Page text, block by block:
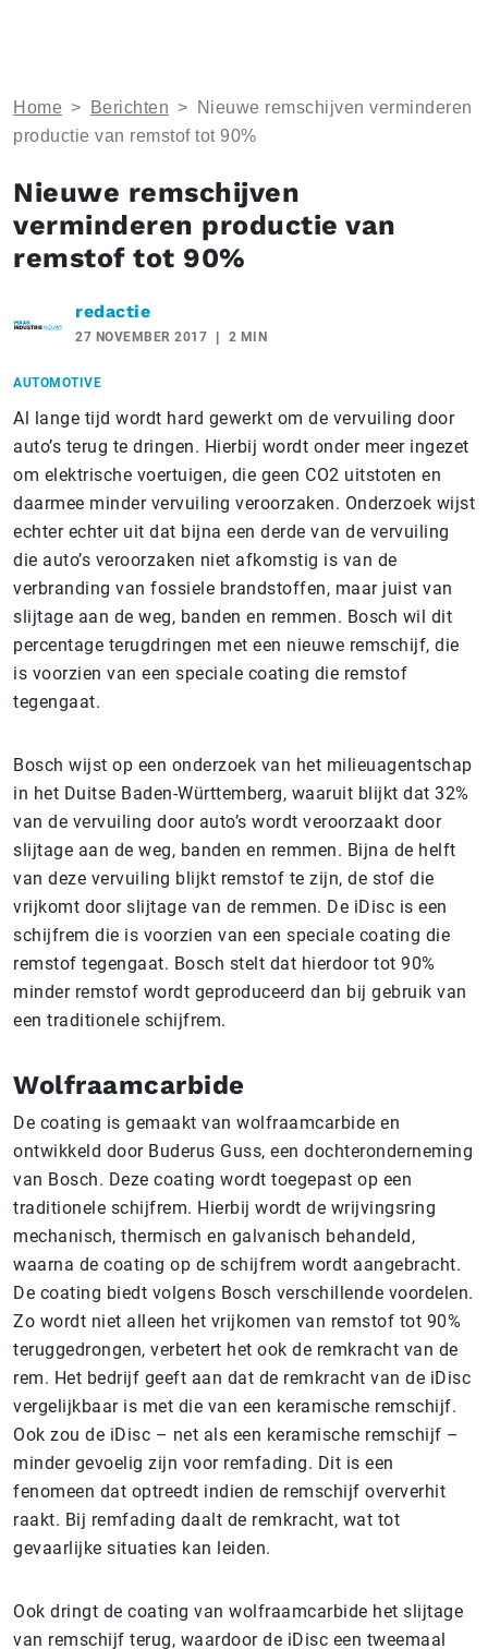
Home > Berichten >
Nieuwe remschijven verminderen
productie van remstof tot 90%
Nieuwe remschijven
verminderen productie van
remstof tot 90%
redactie
27 NOVEMBER 2017 2 MIN
AUTOMOTIVE
Al lange tijd wordt hard gewerkt om de vervuiling door
auto’s terug te dringen. Hierbij wordt onder meer ingezet
om elektrische voertuigen, die geen CO2 uitstoten en
daarmee minder vervuiling veroorzaken. Onderzoek wijst
echter echter uit dat bijna een derde van de vervuiling
die auto’s veroorzaken niet afkomstig is van de
verbranding van fossiele brandstoffen, maar juist van
slijtage aan de weg, banden en remmen. Bosch wil dit
percentage terugdringen met een nieuwe remschijf, die
is voorzien van een speciale coating die remstof
tegengaat.
Bosch wijst op een onderzoek van het milieuagentschap
in het Duitse Baden-Württemberg, waaruit blijkt dat 32%
van de vervuiling door auto’s wordt veroorzaakt door
slijtage aan de weg, banden en remmen. Bijna de helft
van deze vervuiling blijkt remstof te zijn, de stof die
vrijkomt door slijtage van de remmen. De iDisc is een
schijfrem die is voorzien van een speciale coating die
remstof tegengaat. Bosch stelt dat hierdoor tot 90%
minder remstof wordt geproduceerd dan bij gebruik van
een traditionele schijfrem.
Wolfraamcarbide
De coating is gemaakt van wolfraamcarbide en
ontwikkeld door Buderus Guss, een dochteronderneming
van Bosch. Deze coating wordt toegepast op een
traditionele schijfrem. Hierbij wordt de wrijvingsring
mechanisch, thermisch en galvanisch behandeld,
waarna de coating op de schijfrem wordt aangebracht.
De coating biedt volgens Bosch verschillende voordelen.
Zo wordt niet alleen het vrijkomen van remstof tot 90%
teruggedrongen, verbetert het ook de remkracht van de
rem. Het bedrijf geeft aan dat de remkracht van de iDisc
vergelijkbaar is met die van een keramische remschijf.
Ook zou de iDisc – net als een keramische remschijf –
minder gevoelig zijn voor remfading. Dit is een
fenomeen dat optreedt indien de remschijf oververhit
raakt. Bij remfading daalt de remkracht, wat tot
gevaarlijke situaties kan leiden.
Ook dringt de coating van wolfraamcarbide het slijtage
van remschijf terug, waardoor de iDisc een tweemaal